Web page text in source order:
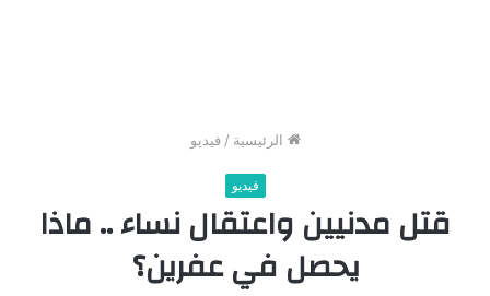
الرئيسية / فيديو
فيديو
قتل مدنيين واعتقال نساء .. ماذا
يحصل في عفرين؟